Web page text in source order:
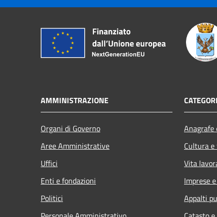
AMMINISTRAZIONE
Organi di Governo
Aree Amministrative
Uffici
Enti e fondazioni
Politici
Cultura
Vita
Imprese
Appalti